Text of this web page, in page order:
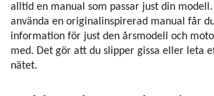
alltid en manual som passar just din
använda en originalinspirerad manual får
information för just den årsmodell och
med. Det gör att du slipper gissa eller leta
nätet.